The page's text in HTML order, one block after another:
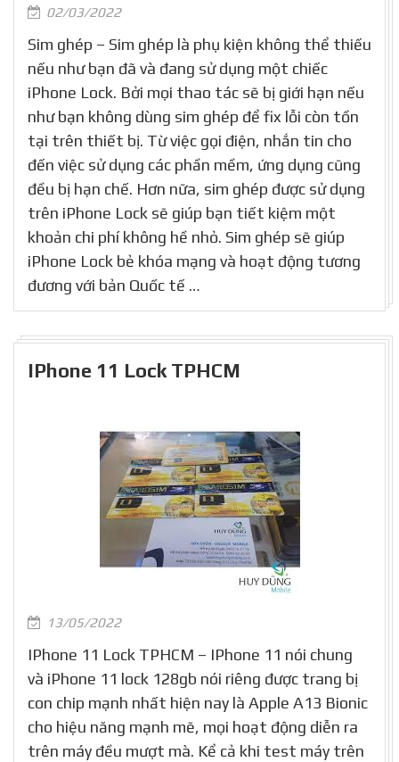
02/03/2022
Sim ghép – Sim ghép là phụ kiện không thể thiếu
nếu như bạn đã và đang sử dụng một chiếc
iPhone Lock. Bởi mọi thao tác sẽ bị giới hạn nếu
như bạn không dùng sim ghép để fix lỗi còn tồn
tại trên thiết bị. Từ việc gọi điện, nhắn tin cho
đến việc sử dụng các phần mềm, ứng dụng cũng
đều bị hạn chế. Hơn nữa, sim ghép được sử dụng
trên iPhone Lock sẽ giúp bạn tiết kiệm một
khoản chi phí không hề nhỏ. Sim ghép sẽ giúp
iPhone Lock bẻ khóa mạng và hoạt động tương
đương với bản Quốc tế …
IPhone 11 Lock TPHCM
13/05/2022
IPhone 11 Lock TPHCM – IPhone 11 nói chung
và iPhone 11 lock 128gb nói riêng được trang bị
con chip mạnh nhất hiện nay là Apple A13 Bionic
cho hiệu năng mạnh mẽ, mọi hoạt động diễn ra
trên máy đều mượt mà. Kể cả khi test máy trên